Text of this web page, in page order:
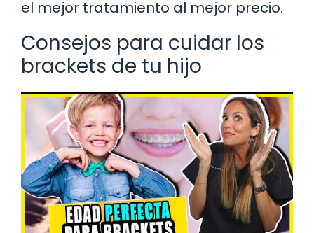
el mejor tratamiento al mejor precio.
Consejos para cuidar los
brackets de tu hijo